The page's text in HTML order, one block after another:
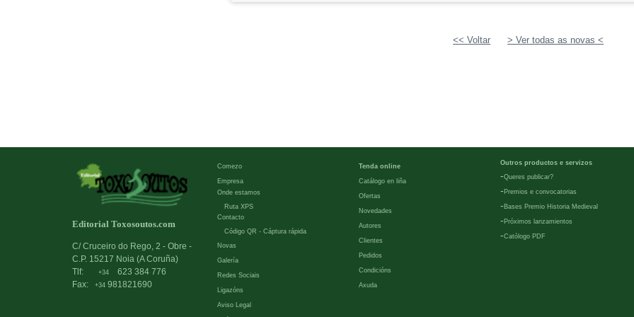
<< Voltar > Ver todas as novas <
Editorial Toxosoutos.com
C/ Cruceiro do Rego, 2 - Obre -
C.P. 15217 Noia (A Coruña)
Tlf:
+34
623 384 776
Fax:
+34 981821690
Comezo
Empresa
Onde estamos
Ruta XPS
Contacto
Código QR - Cáptura rápida
Novas
Galería
Redes Sociais
Ligazóns
Aviso Legal
Tenda online
Catálogo en liña
Ofertas
Novedades
Autores
Clientes
Pedidos
Condicións
Axuda
Outros productos e servizos
-Queres publicar?
- Premios e convocatorias
- Bases Premio Historia Medieval
- Próximos lanzamientos
-Católogo PDF